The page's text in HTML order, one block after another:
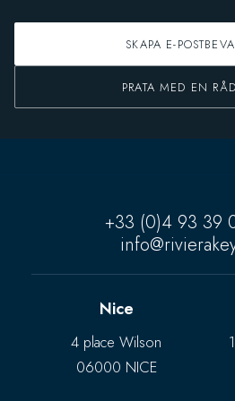
SKAPA E-
PRATA MED EN
+33 (0)4 93 39
Nice
4 place Wilson
06000 NICE